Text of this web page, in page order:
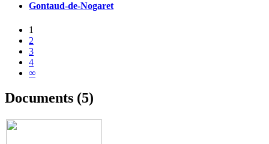
Gontaud-de-Nogaret
1
2
3
4
∞
Documents (5)